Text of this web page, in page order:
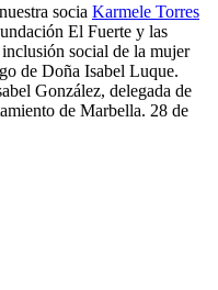
socia Karmele Torres
El Fuerte y las
social de la mujer
de Doña Isabel Luque.
González, delegada de
de Marbella. 28 de